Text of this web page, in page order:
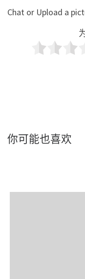
Chat or Upload a
你可能也喜欢